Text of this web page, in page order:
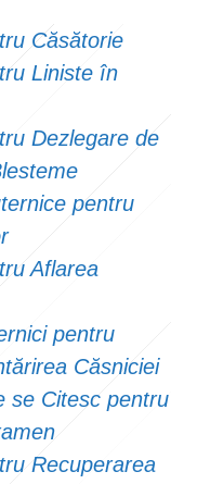
Căsătorie
Liniste în
Dezlegare de
pentru
Aflarea
pentru
Căsniciei
se Citesc pentru
Recuperarea